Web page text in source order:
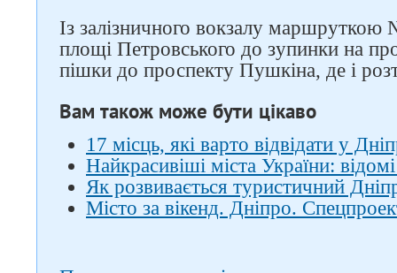
Із залізничного вокзалу маршруткою
площі Петровського до зупинки на
пішки до проспекту Пушкіна, де і
Вам також може бути цікаво
17 місць, які варто відвідати у
Найкрасивіші міста України:
Як розвивається туристичний
Місто за вікенд. Дніпро.